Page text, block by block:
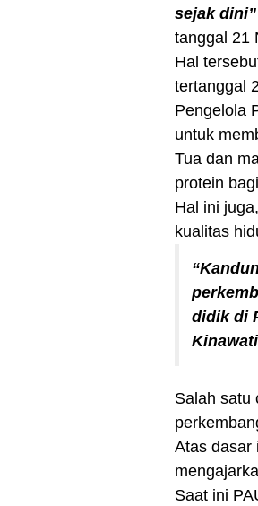
sejak dini”
tanggal 21
Hal
tertanggal
Pengelola
untuk
Tua dan
protein
Hal ini
kualitas
didik di
Kinawati
Salah satu
Atas dasar
Saat ini